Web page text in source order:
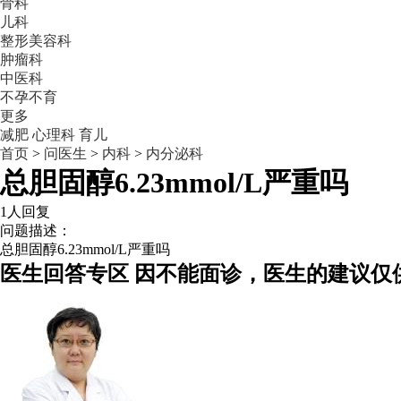
骨科
儿科
整形美容科
肿瘤科
中医科
不孕不育
更多
减肥 心理科 育儿
首页 > 问医生 > 内科 > 内分泌科
总胆固醇6.23mmol/L严重吗
1人回复
问题描述：
总胆固醇6.23mmol/L严重吗
医生回答专区 因不能面诊，医生的建议仅